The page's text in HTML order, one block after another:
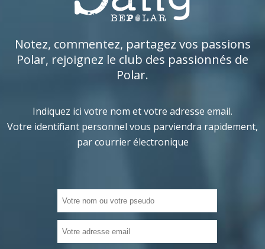
Notez, commentez, partagez vos passions
Polar, rejoignez le club des passionnés de
Polar.
Indiquez ici votre nom et votre adresse email.
Votre identifiant personnel vous parviendra rapidement,
par courrier électronique